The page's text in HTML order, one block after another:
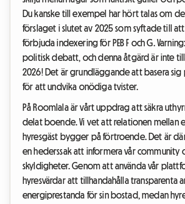
Du kanske till exempel har hört talas om
förslaget i slutet av 2025 som syftade till
förbjuda indexering för PEB F och G.
politisk debatt, och denna åtgärd är inte
2026! Det är grundläggande att basera sig
för att undvika onödiga tvister.
På Roomlala är vårt uppdrag att säkra
delat boende. Vi vet att relationen mellan
hyresgäst bygger på förtroende. Det är
en hederssak att informera vår community
skyldigheter. Genom att använda vår
hyresvärdar att tillhandahålla transparenta
energiprestanda för sin bostad, medan